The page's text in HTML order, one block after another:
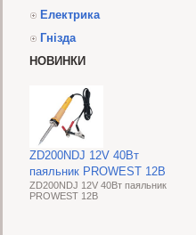
Електрика
Гнізда
НОВИНКИ
ZD200NDJ 12V 40Вт
паяльник PROWEST 12В
ZD200NDJ 12V 40Вт паяльник
PROWEST 12В